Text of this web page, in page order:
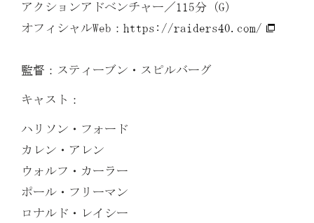
アクションアドベンチャー／115分（G）
オフィシャルWeb： https://raiders40.com/
監督：スティーブン・スピルバーグ
キャスト：
ハリソン・フォード
カレン・アレン
ウォルフ・カーラー
ポール・フリーマン
ロナルド・レイシー